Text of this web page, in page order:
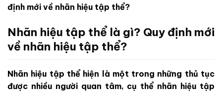
định mới về nhãn hiệu tập thể?
Nhãn hiệu tập thể là gì? Quy định mới
về nhãn hiệu tập thể?
Nhãn hiệu tập thể hiện là một trong những thủ tục
được nhiều người quan tâm, cụ thể nhãn hiệu tập